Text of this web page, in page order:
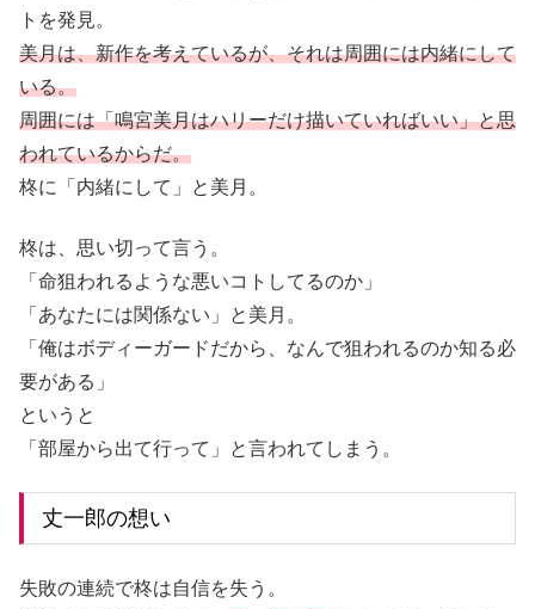
トを発見。
美月は、新作を考えているが、それは周囲には内緒にして
いる。
周囲には「鳴宮美月はハリーだけ描いていればいい」と思
われているからだ。
柊に「内緒にして」と美月。
柊は、思い切って言う。
「命狙われるような悪いコトしてるのか」
「あなたには関係ない」と美月。
「俺はボディーガードだから、なんで狙われるのか知る必
要がある」
というと
「部屋から出て行って」と言われてしまう。
丈一郎の想い
失敗の連続で柊は自信を失う。